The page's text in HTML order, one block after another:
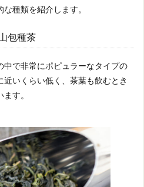
種類を紹介します。
包種茶
中で非常にポピュラーなタイプの
いくらい低く、茶葉も飲むとき
す。